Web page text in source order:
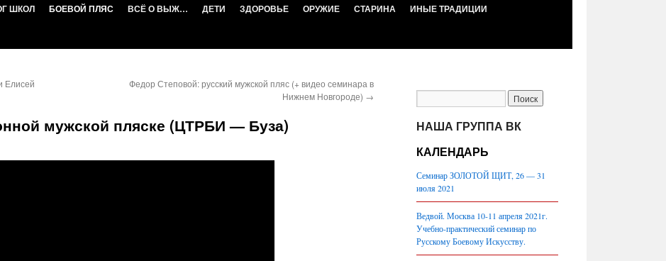
ШКОЛ БОЕВОЙ ПЛЯС ВСЁ О ВЫЖ… ДЕТИ ЗДОРОВЬЕ ОРУЖИЕ СТАРИНА ИНЫЕ ТРАДИЦИИ
Елисей
Федор Степовой: русский мужской пляс (+ видео семинара в
Нижнем Новгороде) →
мужской пляске (ЦТРБИ — Буза)
НАША ГРУППА ВК
КАЛЕНДАРЬ
Семинар ЗОЛОТОЙ ЩИТ, 26 — 31
июля 2021
Ведвой. Москва 10-11 апреля 2021г.
Учебно-практический семинар по
Русскому Боевому Искусству.